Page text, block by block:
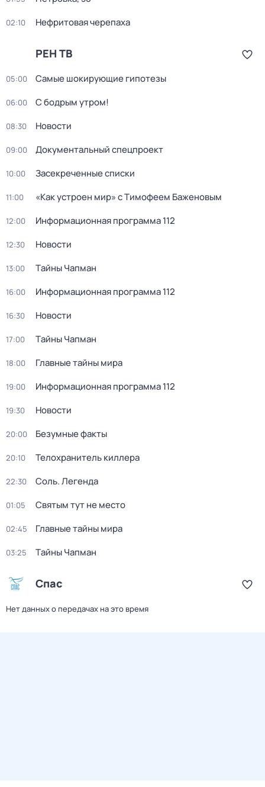
02:10 Нефритовая черепаха
РЕН ТВ
05:00 Самые шoкиpующие гипотезы
06:00 С бодрым утром!
08:30 Новости
09:00 Документальный спецпроект
10:00 Заcекрeченные списки
11:00 «Как устроен мир» с Тимофеем Баженовым
12:00 Информационная программа 112
12:30 Новости
13:00 Тaйны Чапман
16:00 Информационная программа 112
16:30 Новости
17:00 Тaйны Чапман
18:00 Главные тайны мира
19:00 Информационная программа 112
19:30 Новости
20:00 Безумные факты
20:10 Телохранитель киллера
22:30 Соль. Легенда
01:05 Святым тут не место
02:45 Главные тайны мира
03:25 Тaйны Чапман
Спас
Нет данных о передачах на это время